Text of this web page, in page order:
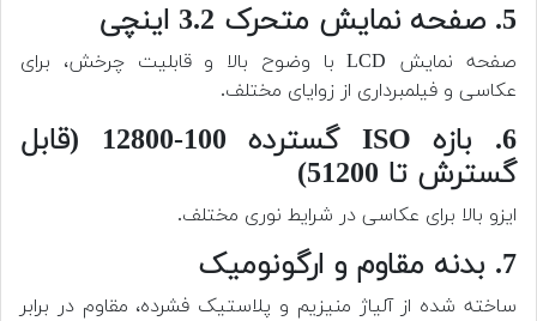
5. صفحه نمایش متحرک 3.2 اینچی
صفحه نمایش LCD با وضوح بالا و قابلیت چرخش، برای
عکاسی و فیلمبرداری از زوایای مختلف.
6. بازه ISO گسترده 100-12800 (قابل
گسترش تا 51200)
ایزو بالا برای عکاسی در شرایط نوری مختلف.
7. بدنه مقاوم و ارگونومیک
ساخته شده از آلیاژ منیزیم و پلاستیک فشرده، مقاوم در برابر